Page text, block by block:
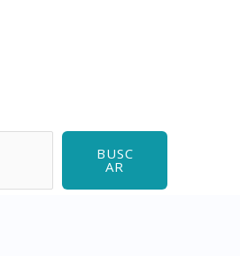
BUSC
AR